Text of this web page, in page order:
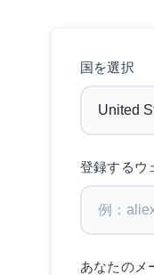
国を選択
登録するウ
あなたのメ